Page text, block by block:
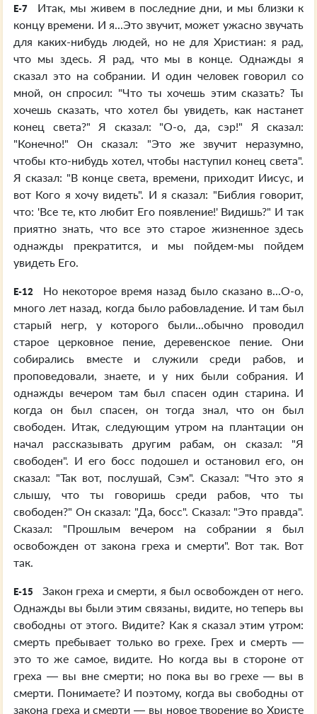
E-7
Итак, мы живем в последние дни, и мы близки к
концу времени. И я...Это звучит, может ужасно звучать
для каких-нибудь людей, но не для Христиан: я рад,
что мы здесь. Я рад, что мы в конце. Однажды я
сказал это на собрании. И один человек говорил со
мной, он спросил: "Что ты хочешь этим сказать? Ты
хочешь сказать, что хотел бы увидеть, как настанет
конец света?" Я сказал: "О-о, да, сэр!" Я сказал:
"Конечно!" Он сказал: "Это же звучит неразумно,
чтобы кто-нибудь хотел, чтобы наступил конец света".
Я сказал: "В конце света, времени, приходит Иисус, и
вот Кого я хочу видеть". И я сказал: "Библия говорит,
что: 'Все те, кто любит Его появление!' Видишь?" И так
приятно знать, что все это старое жизненное здесь
однажды прекратится, и мы пойдем-мы пойдем
увидеть Его.
E-12
Но некоторое время назад было сказано в...О-о,
много лет назад, когда было рабовладение. И там был
старый негр, у которого были...обычно проводил
старое церковное пение, деревенское пение. Они
собирались вместе и служили среди рабов, и
проповедовали, знаете, и у них были собрания. И
однажды вечером там был спасен один старина. И
когда он был спасен, он тогда знал, что он был
свободен. Итак, следующим утром на плантации он
начал рассказывать другим рабам, он сказал: "Я
свободен". И его босс подошел и остановил его, он
сказал: "Так вот, послушай, Сэм". Сказал: "Что это я
слышу, что ты говоришь среди рабов, что ты
свободен?" Он сказал: "Да, босс". Сказал: "Это правда".
Сказал: "Прошлым вечером на собрании я был
освобожден от закона греха и смерти". Вот так. Вот
так.
E-15
Закон греха и смерти, я был освобожден от него.
Однажды вы были этим связаны, видите, но теперь вы
свободны от этого. Видите? Как я сказал этим утром:
смерть пребывает только во грехе. Грех и смерть —
это то же самое, видите. Но когда вы в стороне от
греха — вы вне смерти; но пока вы во грехе — вы в
смерти. Понимаете? И поэтому, когда вы свободны от
закона греха и смерти — вы новое творение во Христе